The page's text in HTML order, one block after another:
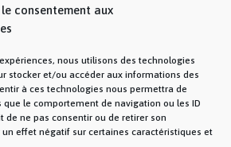
le consentement aux
nous utilisons des technologies
stocker et/ou accéder aux informations des
à ces technologies nous permettra de
le comportement de navigation ou les ID
de ne pas consentir ou de retirer son
effet négatif sur certaines caractéristiques et
AU FORMULAIRE DE